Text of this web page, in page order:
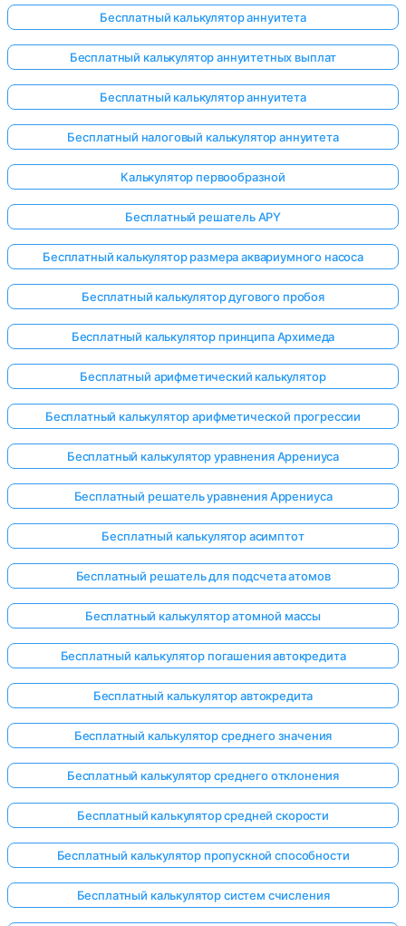
нет
Бесплатный калькулятор аннуитета
Бесплатный калькулятор аннуитетных выплат
Бесплатный калькулятор аннуитета
Бесплатный налоговый калькулятор аннуитета
Калькулятор первообразной
Бесплатный решатель APY
Бесплатный калькулятор размера аквариумного насоса
Бесплатный калькулятор дугового пробоя
Бесплатный калькулятор принципа Архимеда
Бесплатный арифметический калькулятор
Бесплатный калькулятор арифметической прогрессии
Бесплатный калькулятор уравнения Аррениуса
Бесплатный решатель уравнения Аррениуса
Бесплатный калькулятор асимптот
Бесплатный решатель для подсчета атомов
Бесплатный калькулятор атомной массы
Бесплатный калькулятор погашения автокредита
Бесплатный калькулятор автокредита
Бесплатный калькулятор среднего значения
Бесплатный калькулятор среднего отклонения
Бесплатный калькулятор средней скорости
Бесплатный калькулятор пропускной способности
Бесплатный калькулятор систем счисления